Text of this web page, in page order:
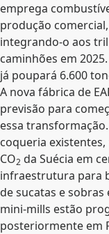
emprega
produção
integrando-o aos
caminhões em
já poupará 6.600
A nova fábrica de
previsão para
essa
coqueria
CO2 da Suécia em
infraestrutura para
de sucatas e
mini-mills estão
posteriormente em